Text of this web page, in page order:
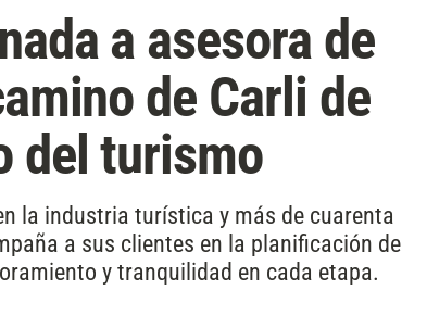
a asesora de
de Carli de
del turismo
la industria turística y más de cuarenta
a sus clientes en la planificación de
y tranquilidad en cada etapa.